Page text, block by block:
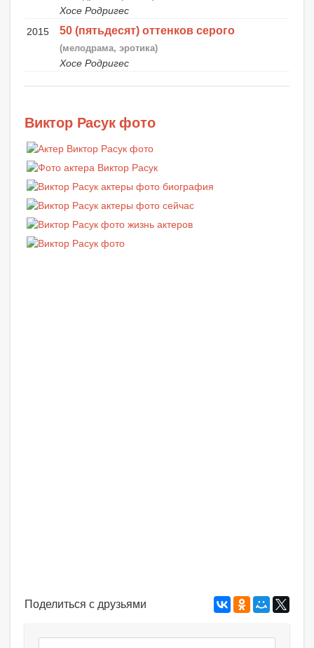
Хосе Родригес
2015
50 (пятьдесят) оттенков серого
(мелодрама, эротика)
Хосе Родригес
Виктор Расук фото
Поделиться с друзьями